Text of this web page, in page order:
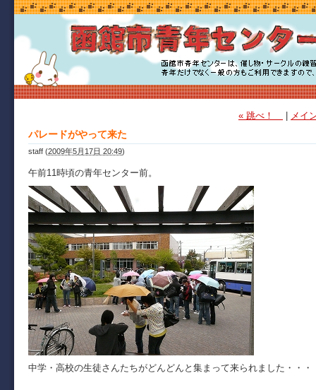
« 跳べ！ メイ
パレードがやって来た
staff (2009年5月17日 20:49)
午前11時頃の青年センター前。
中学・高校の生徒さんたちがどんどんと集まって来られました・・・